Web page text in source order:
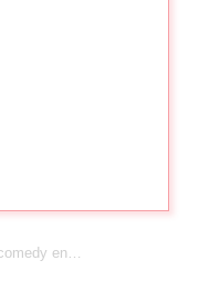
en…